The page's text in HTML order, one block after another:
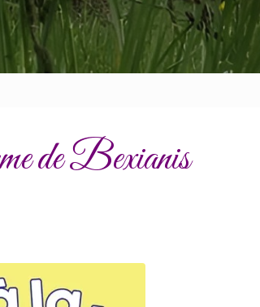
de Bexianis